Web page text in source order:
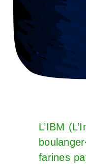
L’IBM
boulanger
farines